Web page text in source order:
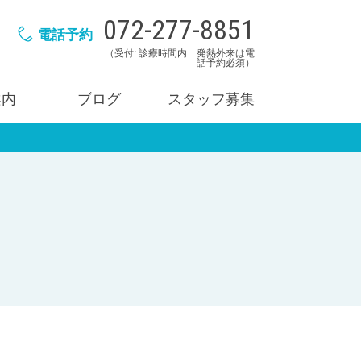
電話予約 072-277-8851
（受付: 診療時間内 発熱外来は電
話予約必須）
ブログ スタッフ募集